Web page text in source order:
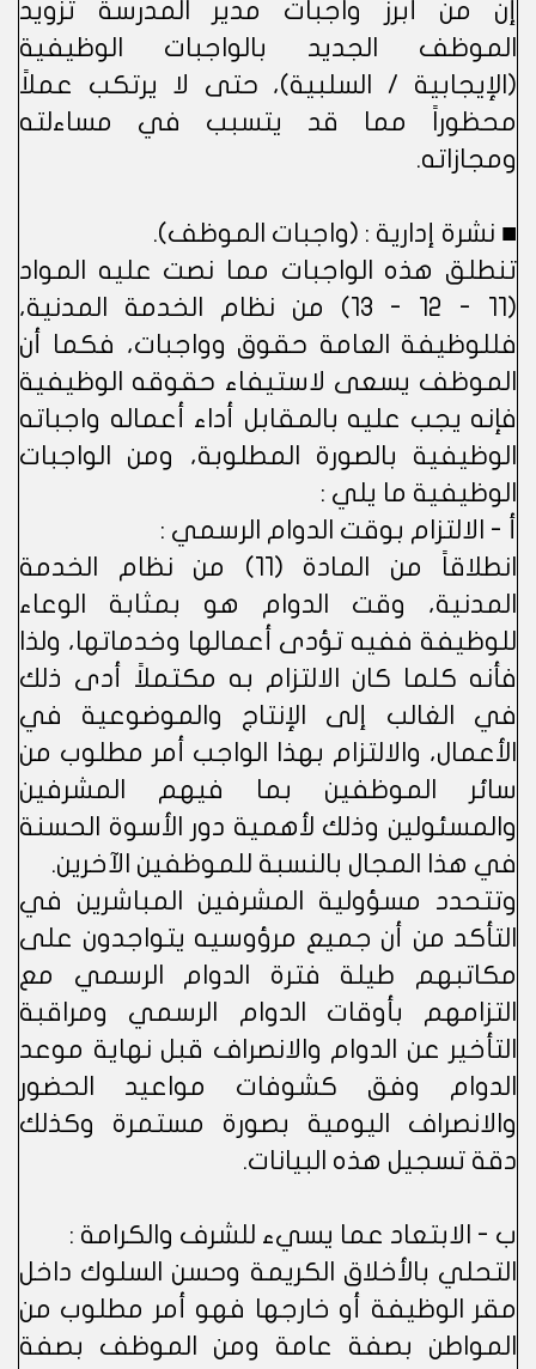
إن من أبرز واجبات مدير المدرسة تزويد
الموظف الجديد بالواجبات الوظيفية
(الإيجابية / السلبية)، حتى لا يرتكب عملاً
محظوراً مما قد يتسبب في مساءلته
ومجازاته.
■ نشرة إدارية : (واجبات الموظف).
تنطلق هذه الواجبات مما نصت عليه المواد
(11 - 12 - 13) من نظام الخدمة المدنية،
فللوظيفة العامة حقوق وواجبات، فكما أن
الموظف يسعى لاستيفاء حقوقه الوظيفية
فإنه يجب عليه بالمقابل أداء أعماله واجباته
الوظيفية بالصورة المطلوبة، ومن الواجبات
الوظيفية ما يلي :
أ - الالتزام بوقت الدوام الرسمي :
انطلاقاً من المادة (11) من نظام الخدمة
المدنية، وقت الدوام هو بمثابة الوعاء
للوظيفة ففيه تؤدى أعمالها وخدماتها، ولذا
فأنه كلما كان الالتزام به مكتملاً أدى ذلك
في الغالب إلى الإنتاج والموضوعية في
الأعمال، والالتزام بهذا الواجب أمر مطلوب من
سائر الموظفين بما فيهم المشرفين
والمسئولين وذلك لأهمية دور الأسوة الحسنة
في هذا المجال بالنسبة للموظفين الآخرين.
وتتحدد مسؤولية المشرفين المباشرين في
التأكد من أن جميع مرؤوسيه يتواجدون على
مكاتبهم طيلة فترة الدوام الرسمي مع
التزامهم بأوقات الدوام الرسمي ومراقبة
التأخير عن الدوام والانصراف قبل نهاية موعد
الدوام وفق كشوفات مواعيد الحضور
والانصراف اليومية بصورة مستمرة وكذلك
دقة تسجيل هذه البيانات.
ب - الابتعاد عما يسيء للشرف والكرامة :
التحلي بالأخلاق الكريمة وحسن السلوك داخل
مقر الوظيفة أو خارجها فهو أمر مطلوب من
المواطن بصفة عامة ومن الموظف بصفة